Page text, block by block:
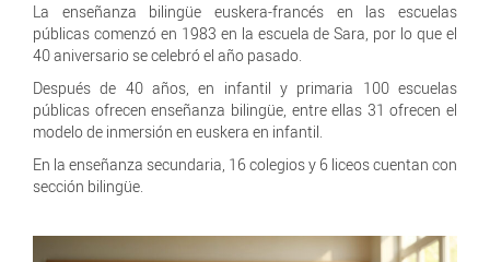
La enseñanza bilingüe euskera-francés en las escuelas
públicas comenzó en 1983 en la escuela de Sara, por lo que el
40 aniversario se celebró el año pasado.
Después de 40 años, en infantil y primaria 100 escuelas
públicas ofrecen enseñanza bilingüe, entre ellas 31 ofrecen el
modelo de inmersión en euskera en infantil.
En la enseñanza secundaria, 16 colegios y 6 liceos cuentan con
sección bilingüe.